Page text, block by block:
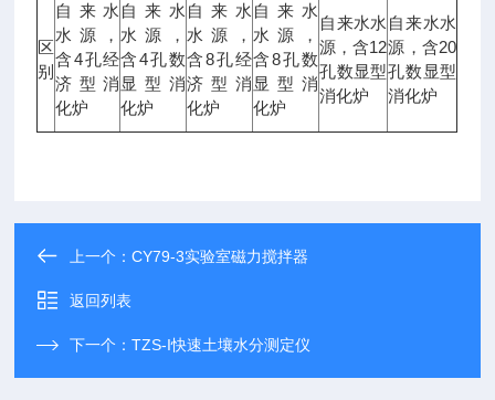
区
别
自来水
水源，
含4孔经
济型消
化炉
自来水
水源，
含4孔数
显型消
化炉
自来水
水源，
含8孔经
济型消
化炉
自来水
水源，
含8孔数
显型消
化炉
自来水水
源，含12
孔数显型
消化炉
自来水水
源，含20
孔数显型
消化炉
上一个：CY79-3实验室磁力搅拌器
返回列表
下一个：TZS-I快速土壤水分测定仪